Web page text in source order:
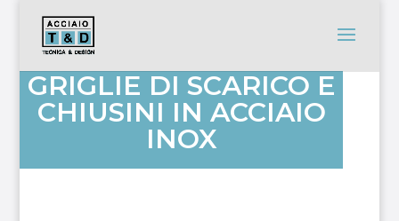
GRIGLIE DI SCARICO E
CHIUSINI IN ACCIAIO
INOX